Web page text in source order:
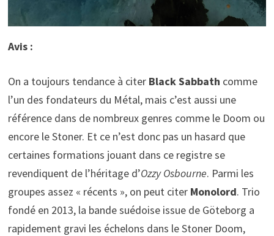
Avis :
On a toujours tendance à citer Black Sabbath comme
l’un des fondateurs du Métal, mais c’est aussi une
référence dans de nombreux genres comme le Doom ou
encore le Stoner. Et ce n’est donc pas un hasard que
certaines formations jouant dans ce registre se
revendiquent de l’héritage d’Ozzy Osbourne. Parmi les
groupes assez « récents », on peut citer Monolord. Trio
fondé en 2013, la bande suédoise issue de Göteborg a
rapidement gravi les échelons dans le Stoner Doom,